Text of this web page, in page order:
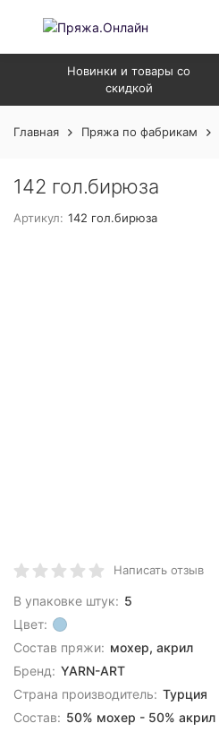
Новинки и товары со
скидкой
Главная Пряжа по фабрикам
142 гол.бирюза
Артикул: 142 гол.бирюза
Написать отзыв
В упаковке штук: 5
Цвет:
Состав пряжи: мохер, акрил
Бренд: YARN-ART
Страна производитель: Турция
Состав: 50% мохер - 50% акрил